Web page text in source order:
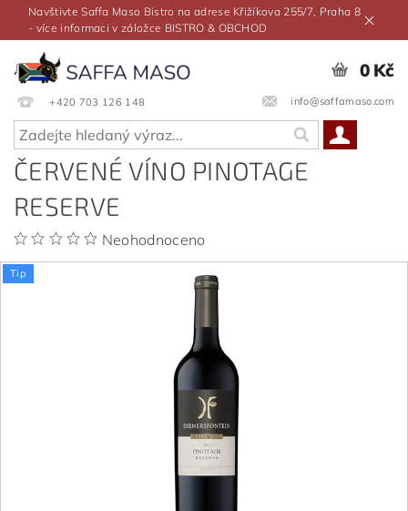
Navštivte Saffa Maso Bistro na adrese Křižíkova 255/7, Praha 8
- více informaci v záložce BISTRO & OBCHOD
+420 703 126 148 info@saffamaso.com
0 Kč
ČERVENÉ VÍNO PINOTAGE
RESERVE
Neohodnoceno
Tip